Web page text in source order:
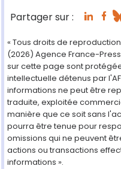
Partager sur :
« Tous droits de
(2026) Agence France-
sur cette page sont
intellectuelle détenus par
informations ne peut être
traduite, exploitée
manière que ce soit sans
pourra être tenue pour
omissions qui ne peuvent
actions ou transactions
informations ».